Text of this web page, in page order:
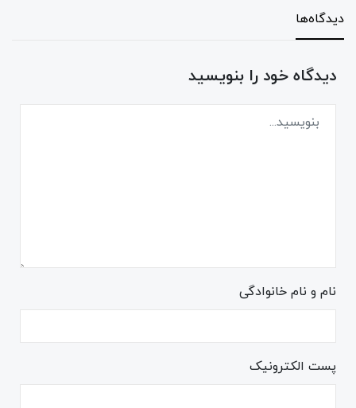
دیدگاه‌ها
دیدگاه خود را بنویسید
نام و نام خانوادگی
پست الکترونیک